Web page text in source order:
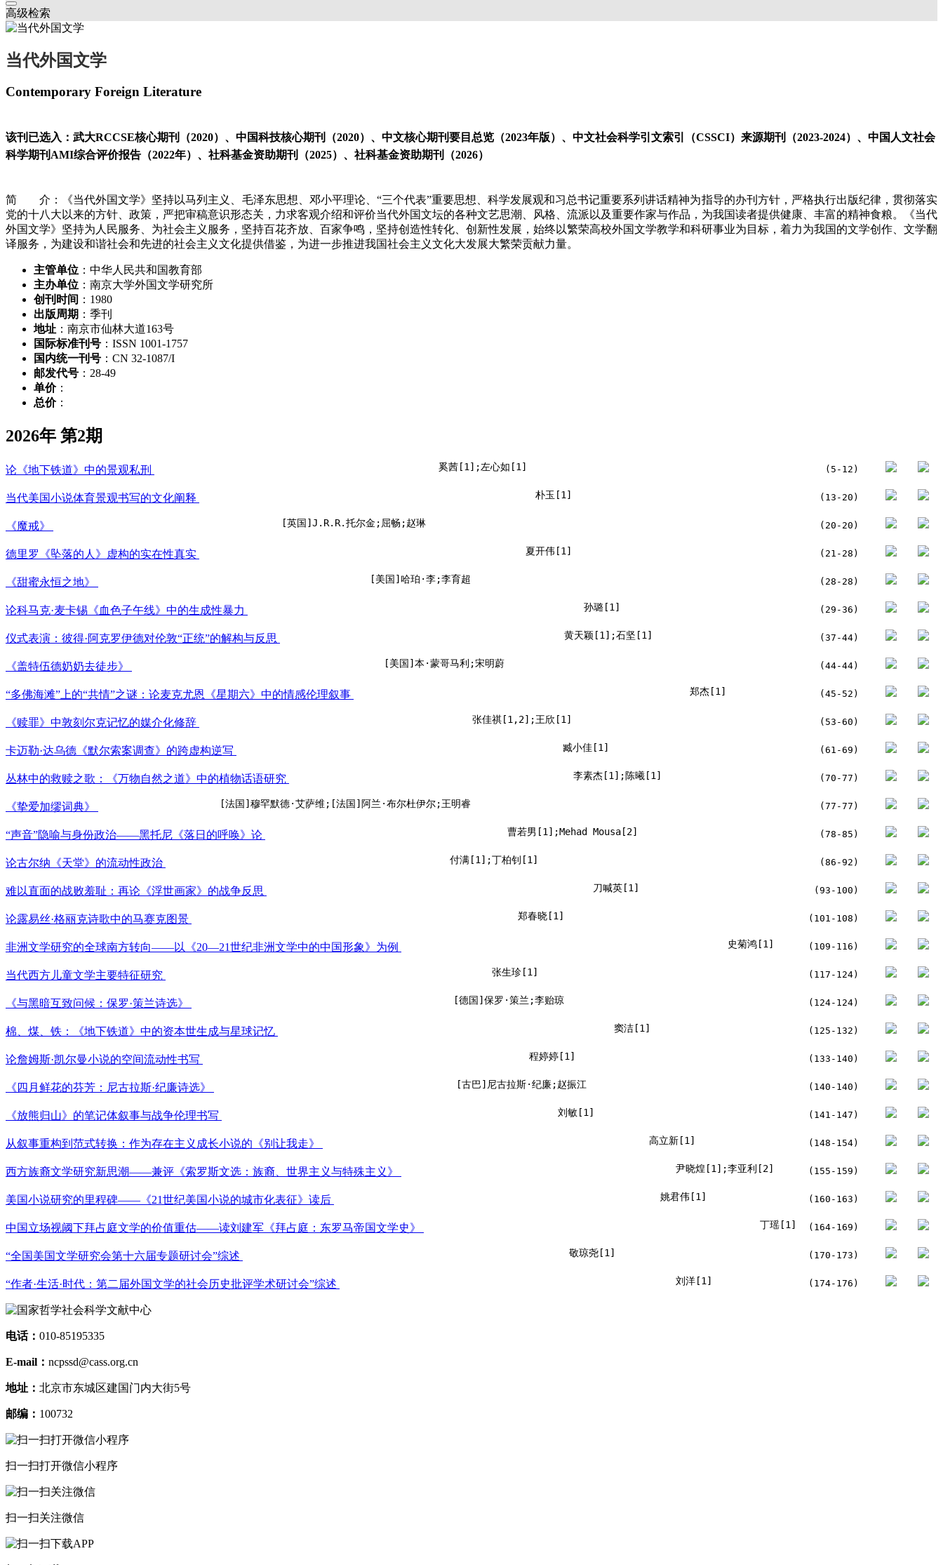
高级检索
当代外国文学
Contemporary Foreign Literature
该刊已选入：武大RCCSE核心期刊（2020）、中国科技核心期刊（2020）、中文核心期刊要目总览（2023年版）、中文社会科学引文索引（CSSCI）来源期刊（2023-2024）、中国人文社会
科学期刊AMI综合评价报告（2022年）、社科基金资助期刊（2025）、社科基金资助期刊（2026）
简 介：《当代外国文学》坚持以马列主义、毛泽东思想、邓小平理论、“三个代表”重要思想、科学发展观和习总书记重要系列讲话精神为指导的办刊方针，严格执行出版纪律，贯彻落实
党的十八大以来的方针、政策，严把审稿意识形态关，力求客观介绍和评价当代外国文坛的各种文艺思潮、风格、流派以及重要作家与作品，为我国读者提供健康、丰富的精神食粮。《当代
外国文学》坚持为人民服务、为社会主义服务，坚持百花齐放、百家争鸣，坚持创造性转化、创新性发展，始终以繁荣高校外国文学教学和科研事业为目标，着力为我国的文学创作、文学翻
译服务，为建设和谐社会和先进的社会主义文化提供借鉴，为进一步推进我国社会主义文化大发展大繁荣贡献力量。
主管单位 ：中华人民共和国教育部
主办单位 ：南京大学外国文学研究所
创刊时间 ：1980
出版周期 ：季刊
地址 ：南京市仙林大道163号
国际标准刊号 ：ISSN 1001-1757
国内统一刊号 ：CN 32-1087/I
邮发代号 ：28-49
单价：
总价：
2026年 第2期
论《地下铁道》中的景观私刑 奚茜[1];左心如[1] (5-12)
当代美国小说体育景观书写的文化阐释 朴玉[1] (13-20)
《魔戒》 [英国]J.R.R.托尔金;屈畅;赵琳 (20-20)
德里罗《坠落的人》虚构的实在性真实 夏开伟[1] (21-28)
《甜蜜永恒之地》 [美国]哈珀·李;李育超 (28-28)
论科马克·麦卡锡《血色子午线》中的生成性暴力 孙璐[1] (29-36)
仪式表演：彼得·阿克罗伊德对伦敦“正统”的解构与反思 黄天颖[1];石坚[1] (37-44)
《盖特伍德奶奶去徒步》 [美国]本·蒙哥马利;宋明蔚 (44-44)
“多佛海滩”上的“共情”之谜：论麦克尤恩《星期六》中的情感伦理叙事 郑杰[1] (45-52)
《赎罪》中敦刻尔克记忆的媒介化修辞 张佳祺[1,2];王欣[1] (53-60)
卡迈勒·达乌德《默尔索案调查》的跨虚构逆写 臧小佳[1] (61-69)
丛林中的救赎之歌：《万物自然之道》中的植物话语研究 李素杰[1];陈曦[1] (70-77)
《挚爱加缪词典》 [法国]穆罕默德·艾萨维;[法国]阿兰·布尔杜伊尔;王明睿 (77-77)
“声音”隐喻与身份政治——黑托尼《落日的呼唤》论 曹若男[1];Mehad Mousa[2] (78-85)
论古尔纳《天堂》的流动性政治 付满[1];丁柏钊[1] (86-92)
难以直面的战败羞耻：再论《浮世画家》的战争反思 刀喊英[1] (93-100)
论露易丝·格丽克诗歌中的马赛克图景 郑春晓[1] (101-108)
非洲文学研究的全球南方转向——以《20—21世纪非洲文学中的中国形象》为例 史菊鸿[1] (109-116)
当代西方儿童文学主要特征研究 张生珍[1] (117-124)
《与黑暗互致问候：保罗·策兰诗选》 [德国]保罗·策兰;李贻琼 (124-124)
棉、煤、铁：《地下铁道》中的资本世生成与星球记忆 窦洁[1] (125-132)
论詹姆斯·凯尔曼小说的空间流动性书写 程婷婷[1] (133-140)
《四月鲜花的芬芳：尼古拉斯·纪廉诗选》 [古巴]尼古拉斯·纪廉;赵振江 (140-140)
《放熊归山》的笔记体叙事与战争伦理书写 刘敏[1] (141-147)
从叙事重构到范式转换：作为存在主义成长小说的《别让我走》 高立新[1] (148-154)
西方族裔文学研究新思潮——兼评《索罗斯文选：族裔、世界主义与特殊主义》 尹晓煌[1];李亚利[2] (155-159)
美国小说研究的里程碑——《21世纪美国小说的城市化表征》读后 姚君伟[1] (160-163)
中国立场视阈下拜占庭文学的价值重估——读刘建军《拜占庭：东罗马帝国文学史》 丁瑶[1] (164-169)
“全国美国文学研究会第十六届专题研讨会”综述 敬琼尧[1] (170-173)
“作者·生活·时代：第二届外国文学的社会历史批评学术研讨会”综述 刘洋[1] (174-176)
电话： 010-85195335
E-mail： ncpssd@cass.org.cn
地址： 北京市东城区建国门内大街5号
邮编： 100732
扫一扫打开微信小程序
扫一扫关注微信